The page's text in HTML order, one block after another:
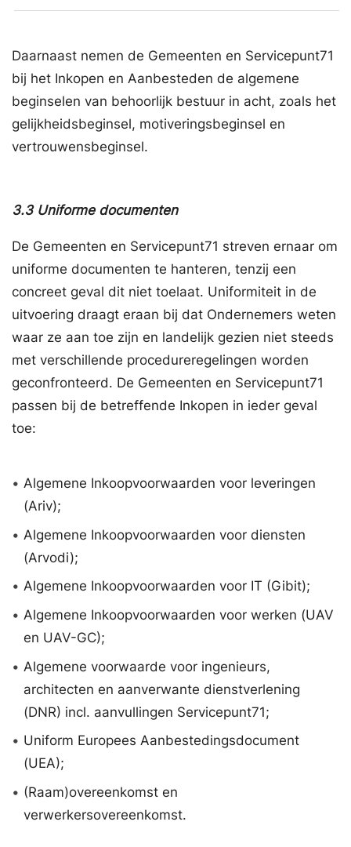
Daarnaast nemen de Gemeenten en Servicepunt71
bij het Inkopen en Aanbesteden de algemene
beginselen van behoorlijk bestuur in acht, zoals het
gelijkheidsbeginsel, motiveringsbeginsel en
vertrouwensbeginsel.
3.3Uniforme documenten
De Gemeenten en Servicepunt71 streven ernaar om
uniforme documenten te hanteren, tenzij een
concreet geval dit niet toelaat. Uniformiteit in de
uitvoering draagt eraan bij dat Ondernemers weten
waar ze aan toe zijn en landelijk gezien niet steeds
met verschillende procedureregelingen worden
geconfronteerd. De Gemeenten en Servicepunt71
passen bij de betreffende Inkopen in ieder geval
toe:
• Algemene Inkoopvoorwaarden voor leveringen
(Ariv);
• Algemene Inkoopvoorwaarden voor diensten
(Arvodi);
• Algemene Inkoopvoorwaarden voor IT (Gibit);
• Algemene Inkoopvoorwaarden voor werken (UAV
en UAV-GC);
• Algemene voorwaarde voor ingenieurs,
architecten en aanverwante dienstverlening
(DNR) incl. aanvullingen Servicepunt71;
• Uniform Europees Aanbestedingsdocument
(UEA);
• (Raam)overeenkomst en
verwerkersovereenkomst.